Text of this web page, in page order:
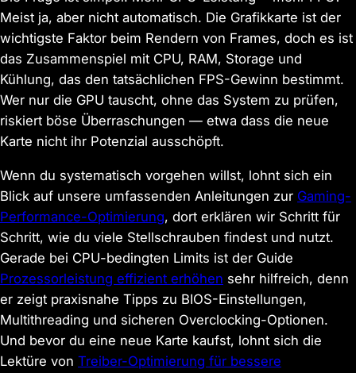
Meist ja, aber nicht automatisch. Die Grafikkarte ist der
wichtigste Faktor beim Rendern von Frames, doch es ist
das Zusammenspiel mit CPU, RAM, Storage und
Kühlung, das den tatsächlichen FPS-Gewinn bestimmt.
Wer nur die GPU tauscht, ohne das System zu prüfen,
riskiert böse Überraschungen — etwa dass die neue
Karte nicht ihr Potenzial ausschöpft.
Wenn du systematisch vorgehen willst, lohnt sich ein
Blick auf unsere umfassenden Anleitungen zur Gaming-
Performance-Optimierung, dort erklären wir Schritt für
Schritt, wie du viele Stellschrauben findest und nutzt.
Gerade bei CPU-bedingten Limits ist der Guide
Prozessorleistung effizient erhöhen sehr hilfreich, denn
er zeigt praxisnahe Tipps zu BIOS-Einstellungen,
Multithreading und sicheren Overclocking-Optionen.
Und bevor du eine neue Karte kaufst, lohnt sich die
Lektüre von Treiber-Optimierung für bessere